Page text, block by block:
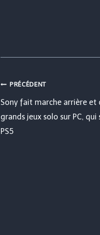
Navigation
de
PRÉCÉDENT
Sony fait marche arrière et
grands jeux solo sur PC,
PS5